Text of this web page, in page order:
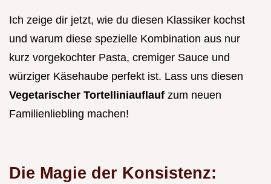
Ich zeige dir jetzt, wie du diesen Klassiker kochst
und warum diese spezielle Kombination aus nur
kurz vorgekochter Pasta, cremiger Sauce und
würziger Käsehaube perfekt ist. Lass uns diesen
Vegetarischer Tortelliniauflauf zum neuen
Familienliebling machen!
Die Magie der Konsistenz: